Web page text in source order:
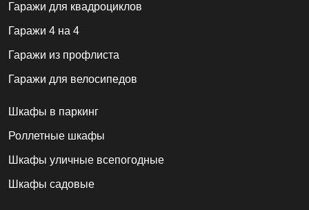
Гаражи для квадроциклов
Гаражи 4 на 4
Гаражи из профлиста
Гаражи для велосипедов
Шкафы в паркинг
Роллетные шкафы
Шкафы уличные всепогодные
Шкафы садовые